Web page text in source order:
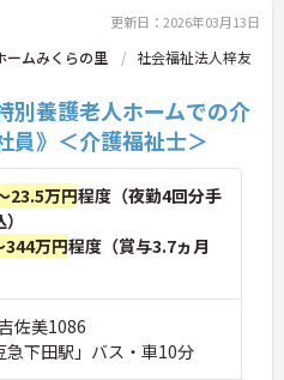
報や面接のポイン
問い合わせくださ
更新日：2026年03月13日
ームみくらの里
社会福祉法人梓友
別養護老人ホームでの介
員》＜介護福祉士＞
23.5万円程度（夜勤4回分手
344万円程度（賞与3.7ヵ月
佐美1086
急下田駅」バス・車10分